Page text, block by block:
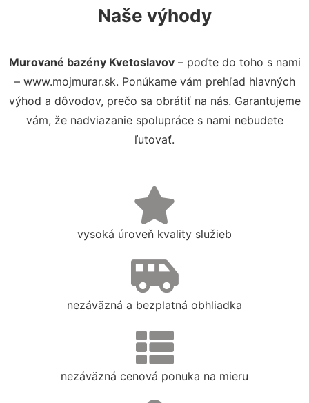
Naše výhody
Murované bazény Kvetoslavov– poďte do toho s nami
– www.mojmurar.sk. Ponúkame vám prehľad hlavných
výhod a dôvodov, prečo sa obrátiť na nás. Garantujeme
vám, že nadviazanie spolupráce s nami nebudete
ľutovať.
vysoká úroveň kvality služieb
nezáväzná a bezplatná obhliadka
nezáväzná cenová ponuka na mieru